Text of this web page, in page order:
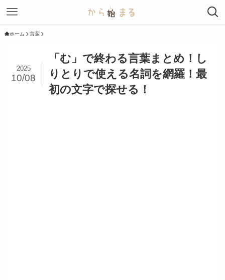
ホーム 言葉
「む」で終わる言葉まとめ！し
りとりで使える名詞を網羅！最
初の文字で探せる！
2025
10/08